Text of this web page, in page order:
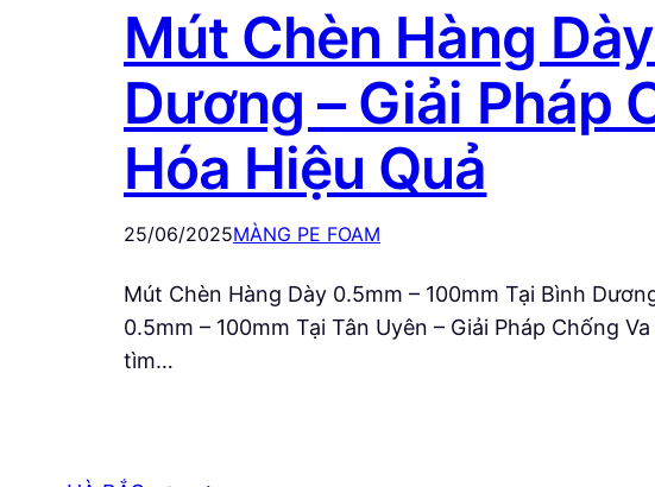
Mút Chèn Hàng
Dương – Giải Pháp
Hóa Hiệu Quả
25/06/2025MÀNG PE FOAM
Mút Chèn Hàng Dày 0.5mm – 100mm Tại Bình
0.5mm – 100mm Tại Tân Uyên – Giải Pháp Chống
tìm…